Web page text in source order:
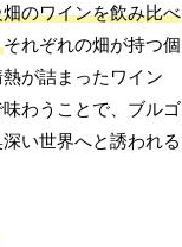
のワインを飲み比べ
それぞれの畑が持つ個
が詰まったワイン
わうことで、ブルゴ
い世界へと誘われる